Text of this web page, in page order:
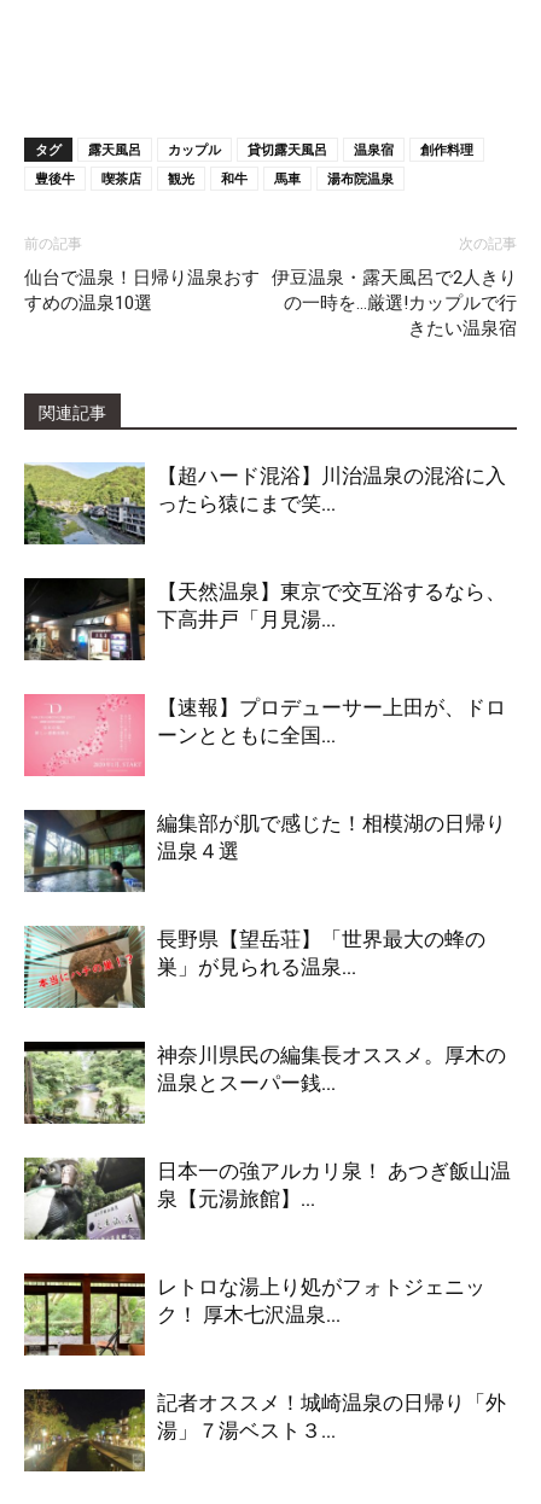
タグ 露天風呂 カップル 貸切露天風呂 温泉宿
創作料理
豊後牛
喫茶店 観光 和牛 馬車 湯布院温泉
前の記事
仙台で温泉！日帰り温泉おす
すめの温泉10選
次の記事
伊豆温泉・露天風呂で2人きり
の一時を…厳選!カップルで行
きたい温泉宿
関連記事
【超ハード混浴】川治温泉の混浴に入
ったら猿にまで笑...
【天然温泉】東京で交互浴するなら、
下高井戸「月見湯...
【速報】プロデューサー上田が、ドロ
ーンとともに全国...
編集部が肌で感じた！相模湖の日帰り
温泉４選
長野県【望岳荘】「世界最大の蜂の
巣」が見られる温泉...
神奈川県民の編集長オススメ。厚木の
温泉とスーパー銭...
日本一の強アルカリ泉！ あつぎ飯山温
泉【元湯旅館】...
レトロな湯上り処がフォトジェニッ
ク！ 厚木七沢温泉...
記者オススメ！城崎温泉の日帰り「外
湯」７湯ベスト３...